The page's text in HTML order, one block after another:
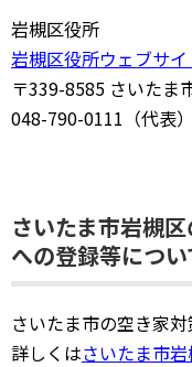
岩槻区役所
岩槻区役所ウェブサイ
〒339-8585 さいた
048-790-0111（代表）
さいたま市岩槻
への登録等につい
さいたま市の空き家対
詳しくはさいたま市